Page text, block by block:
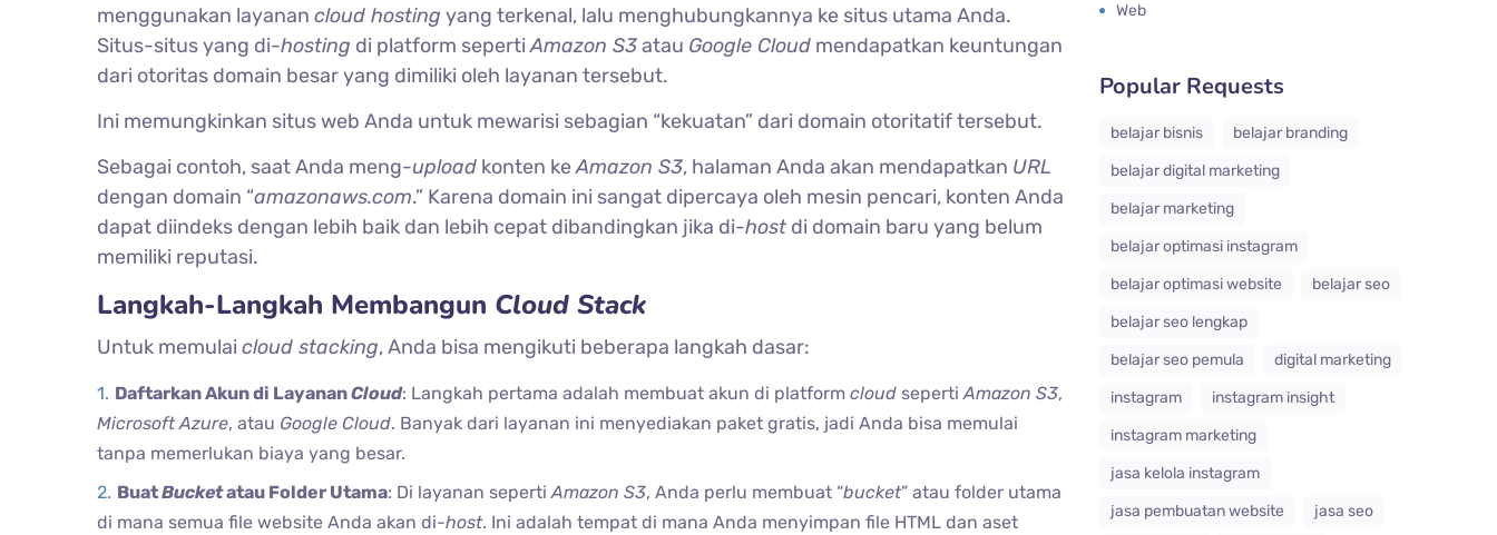
menggunakan layanan cloud hosting yang terkenal, lalu menghubungkannya ke situs utama Anda.
Situs-situs yang di-hosting di platform sepertiAmazon S3atau Google Cloud mendapatkan keuntungan
dari otoritas domain besar yang dimiliki oleh layanan tersebut.
Ini memungkinkan situs web Anda untuk mewarisi sebagian “kekuatan” dari domain otoritatif tersebut.
Sebagai contoh, saat Anda meng-upload konten keAmazon S3, halaman Anda akan mendapatkan URL
dengan domain “amazonaws.com.” Karena domain ini sangat dipercaya oleh mesin pencari, konten Anda
dapat diindeks dengan lebih baik dan lebih cepat dibandingkan jika di-host di domain baru yang belum
memiliki reputasi.
Langkah-Langkah Membangun Cloud Stack
Untuk memulai cloud stacking, Anda bisa mengikuti beberapa langkah dasar:
Daftarkan Akun di LayananCloud: Langkah pertama adalah membuat akun di platform cloudsepertiAmazon S3,
Microsoft Azure, atau Google Cloud. Banyak dari layanan ini menyediakan paket gratis, jadi Anda bisa memulai
tanpa memerlukan biaya yang besar.
BuatBucketatau Folder Utama: Di layanan sepertiAmazon S3, Anda perlu membuat “bucket” atau folder utama
di mana semua file website Anda akan di-host. Ini adalah tempat di mana Anda menyimpan file HTML dan aset
Web
Popular Requests
belajar bisnis
belajar branding
belajar digital marketing
belajar marketing
belajar optimasi instagram
belajar optimasi website
belajar seo
belajar seo lengkap
belajar seo pemula
digital marketing
instagram
instagram insight
instagram marketing
jasa kelola instagram
jasa pembuatan website
jasa seo